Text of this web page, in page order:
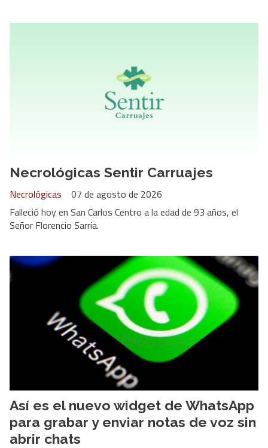
Necrológicas Sentir Carruajes
Necrológicas
07 de agosto de 2026
Falleció hoy en San Carlos Centro a la edad de 93 años, el
Señor Florencio Sarria.
Así es el nuevo widget de WhatsApp
para grabar y enviar notas de voz sin
abrir chats